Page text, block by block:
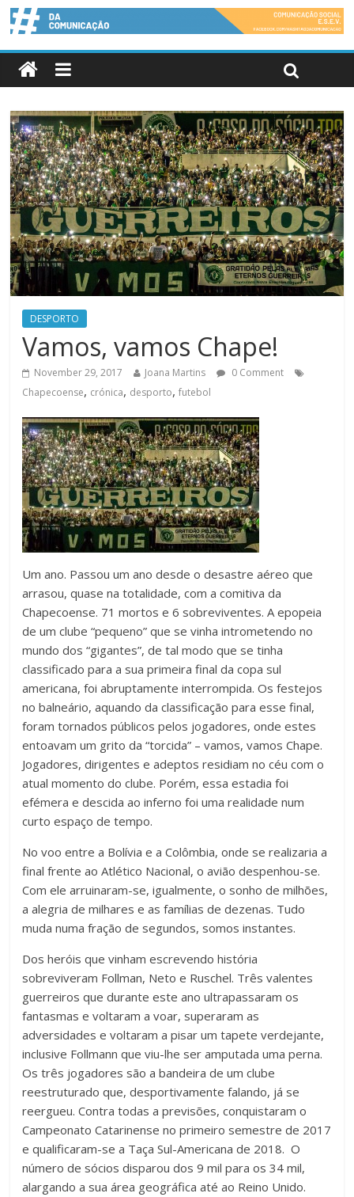
DESPORTO
Vamos, vamos Chape!
November 29, 2017 Joana Martins
0 Comment
Chapecoense, crónica, desporto,futebol
Um ano. Passou um ano desde o desastre aéreo que
arrasou, quase na totalidade, com a comitiva da
Chapecoense. 71 mortos e 6 sobreviventes. A epopeia
de um clube “pequeno” que se vinha intrometendo no
mundo dos “gigantes”, de tal modo que se tinha
classificado para a sua primeira final da copa sul
americana, foi abruptamente interrompida. Os festejos
no balneário, aquando da classificação para esse final,
foram tornados públicos pelos jogadores, onde estes
entoavam um grito da “torcida” – vamos, vamos Chape.
Jogadores, dirigentes e adeptos residiam no céu com o
atual momento do clube. Porém, essa estadia foi
efémera e descida ao inferno foi uma realidade num
curto espaço de tempo.
No voo entre a Bolívia e a Colômbia, onde se realizaria a
final frente ao Atlético Nacional, o avião despenhou-se.
Com ele arruinaram-se, igualmente, o sonho de milhões,
a alegria de milhares e as famílias de dezenas. Tudo
muda numa fração de segundos, somos instantes.
Dos heróis que vinham escrevendo história
sobreviveram Follman, Neto e Ruschel. Três valentes
guerreiros que durante este ano ultrapassaram os
fantasmas e voltaram a voar, superaram as
adversidades e voltaram a pisar um tapete verdejante,
inclusive Follmann que viu-lhe ser amputada uma perna.
Os três jogadores são a bandeira de um clube
reestruturado que, desportivamente falando, já se
reergueu. Contra todas a previsões, conquistaram o
Campeonato Catarinense no primeiro semestre de 2017
e qualificaram-se a Taça Sul-Americana de 2018. O
número de sócios disparou dos 9 mil para os 34 mil,
alargando a sua área geográfica até ao Reino Unido.